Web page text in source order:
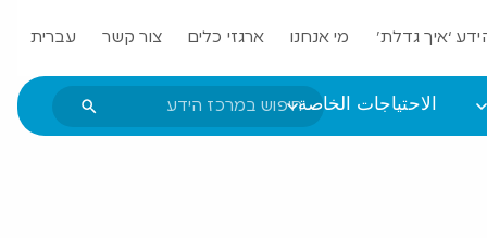
‘איך גדלת’ מי אנחנו ארגזי כלים צור קשר עברית
الاحتياجات الخاصة